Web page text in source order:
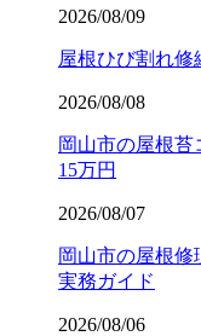
2026/08/09
屋根ひび割れ
2026/08/08
岡山市の屋根
15万円
2026/08/07
岡山市の屋根
実務ガイド
2026/08/06